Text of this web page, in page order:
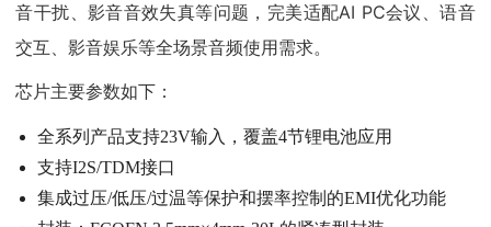
音干扰、影音音效失真等问题，完美适配AI PC会议、语音
交互、影音娱乐等全场景音频使用需求。
芯片主要参数如下：
全系列产品支持23V输入，覆盖4节锂电池应用
支持I2S/TDM接口
集成过压/低压/过温等保护和摆率控制的EMI优化功能